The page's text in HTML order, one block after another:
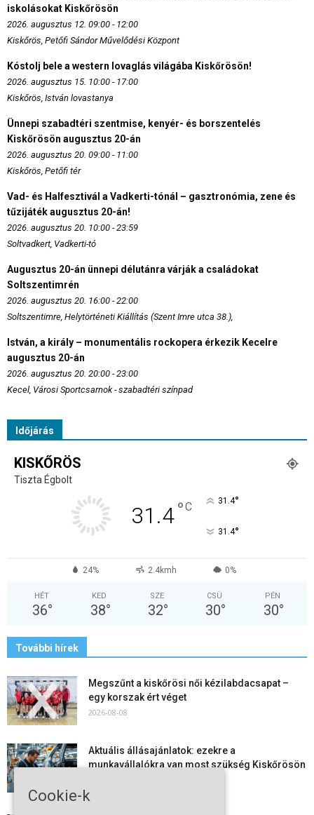
iskolásokat Kiskőrösön
2026. augusztus 12. 09:00 - 12:00
Kiskőrös, Petőfi Sándor Művelődési Központ
Kóstolj bele a western lovaglás világába Kiskőrösön!
2026. augusztus 15. 10:00 - 17:00
Kiskőrös, István lovastanya
Ünnepi szabadtéri szentmise, kenyér- és borszentelés
Kiskőrösön augusztus 20-án
2026. augusztus 20. 09:00 - 11:00
Kiskőrös, Petőfi tér
Vad- és Halfesztivál a Vadkerti-tónál – gasztronómia, zene és
tűzijáték augusztus 20-án!
2026. augusztus 20. 10:00 - 23:59
Soltvadkert, Vadkerti-tó
Augusztus 20-án ünnepi délutánra várják a családokat
Soltszentimrén
2026. augusztus 20. 16:00 - 22:00
Soltszentimre, Helytörténeti Kiállítás (Szent Imre utca 38.),
István, a király – monumentális rockopera érkezik Kecelre
augusztus 20-án
2026. augusztus 20. 20:00 - 23:00
Kecel, Városi Sportcsarnok - szabadtéri színpad
Időjárás
KISKŐRÖS
Tiszta Égbolt
31.4°C 31.4°
31.4°
24% 2.4kmh 0%
HÉT
36°
KED
38°
SZE
32°
CSÜ
30°
PÉN
30°
További hírek
Megszűnt a kiskőrösi női kézilabdacsapat –
egy korszak ért véget
2026-08-08
Aktuális állásajánlatok: ezekre a
munkavállalókra van most szükség Kiskőrösön
2026-08-07
Cookie-k